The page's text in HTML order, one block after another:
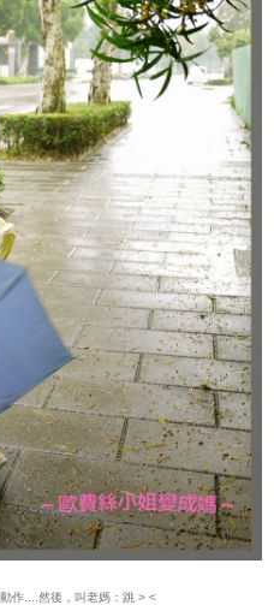
作....然後，叫老媽：跳 > <